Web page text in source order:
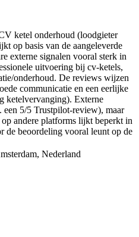
ketel onderhoud (loodgieter
op basis van de aangeleverde
externe signalen vooral sterk in
uitvoering bij cv-ketels,
onderhoud. De reviews wijzen
communicatie en een eerlijke
ketelvervanging). Externe
een 5/5 Trustpilot-review), maar
andere platforms lijkt beperkt in
de beoordeling vooral leunt op de
Nederland